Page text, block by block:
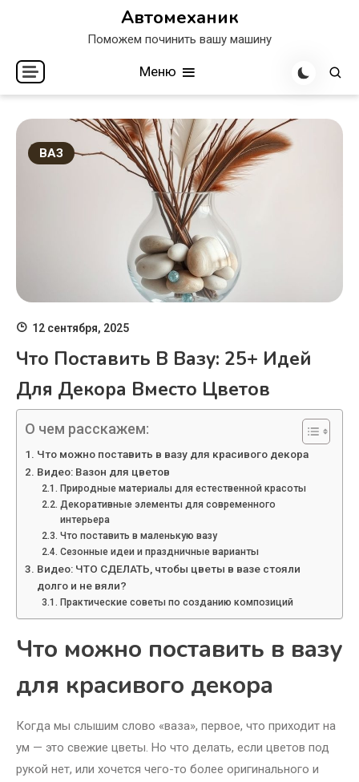
Автомеханик
Поможем починить вашу машину
Меню
ВАЗ
12 сентября, 2025
Что Поставить В Вазу: 25+ Идей
Для Декора Вместо Цветов
О чем расскажем:
Что можно поставить в вазу для красивого декора
Видео: Вазон для цветов
Природные материалы для естественной красоты
Декоративные элементы для современного
интерьера
Что поставить в маленькую вазу
Сезонные идеи и праздничные варианты
Видео: ЧТО СДЕЛАТЬ, чтобы цветы в вазе стояли
долго и не вяли?
Практические советы по созданию композиций
Что можно поставить в вазу
для красивого декора
Когда мы слышим слово «ваза», первое, что приходит на
ум — это свежие цветы. Но что делать, если цветов под
рукой нет, или хочется чего-то более оригинального и